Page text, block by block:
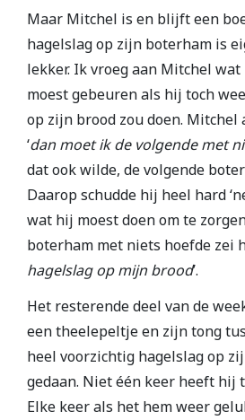
Maar Mitchel is en blijft een
hagelslag op zijn boterham is
lekker. Ik vroeg aan Mitchel
moest gebeuren als hij toch
op zijn brood zou doen. Mitchel
‘dan moet ik de volgende met
dat ook wilde, de volgende
Daarop schudde hij heel hard
wat hij moest doen om te
boterham met niets hoefde zei
hagelslag op mijn brood’.
Het resterende deel van de
een theelepeltje en zijn tong
heel voorzichtig hagelslag op
gedaan. Niet één keer heeft hij
Elke keer als het hem weer